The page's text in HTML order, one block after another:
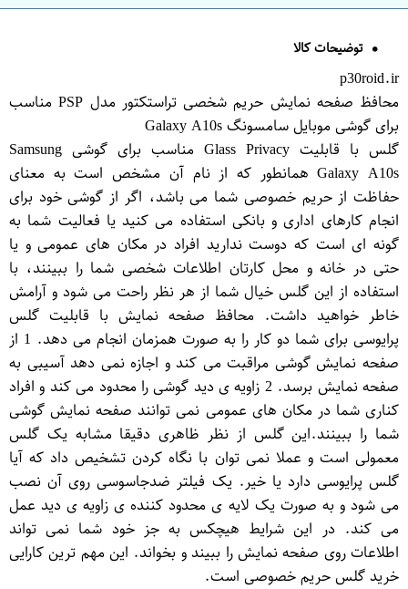
توضیحات کالا
p30roid.ir
محافظ صفحه نمایش حریم شخصی تراستکتور مدل PSP مناسب
برای گوشی موبایل سامسونگ Galaxy A10s
گلس با قابلیت Glass Privacy مناسب برای گوشی Samsung
Galaxy A10s همانطور که از نام آن مشخص است به معنای
حفاظت از حریم خصوصی شما می باشد، اگر از گوشی خود برای
انجام کارهای اداری و بانکی استفاده می کنید یا فعالیت شما به
گونه ای است که دوست ندارید افراد در مکان های عمومی و یا
حتی در خانه و محل کارتان اطلاعات شخصی شما را ببینند، با
استفاده از این گلس خیال شما از هر نظر راحت می شود و آرامش
خاطر خواهید داشت. محافظ صفحه نمایش با قابلیت گلس
پرایوسی برای شما دو کار را به صورت همزمان انجام می دهد. 1 از
صفحه نمایش گوشی مراقبت می کند و اجازه نمی دهد آسیبی به
صفحه نمایش برسد. 2 زاویه ی دید گوشی را محدود می کند و افراد
کناری شما در مکان های عمومی نمی توانند صفحه نمایش گوشی
شما را ببینند.این گلس از نظر ظاهری دقیقا مشابه یک گلس
معمولی است و عملا نمی توان با نگاه کردن تشخیص داد که آیا
گلس پرایوسی دارد یا خیر. یک فیلتر ضدجاسوسی روی آن نصب
می شود و به صورت یک لایه ی محدود کننده ی زاویه ی دید عمل
می کند. در این شرایط هیچکس به جز خود شما نمی تواند
اطلاعات روی صفحه نمایش را ببیند و بخواند. این مهم ترین کارایی
خرید گلس حریم خصوصی است.